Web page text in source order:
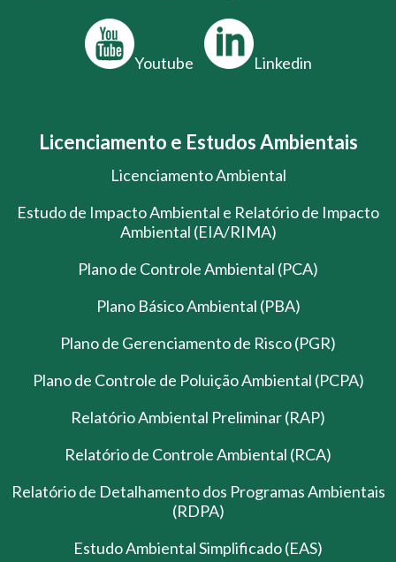
Youtube Linkedin
Licenciamento e Estudos Ambientais
Licenciamento Ambiental
Estudo de Impacto Ambiental e Relatório de Impacto
Ambiental (EIA/RIMA)
Plano de Controle Ambiental (PCA)
Plano Básico Ambiental (PBA)
Plano de Gerenciamento de Risco (PGR)
Plano de Controle de Poluição Ambiental (PCPA)
Relatório Ambiental Preliminar (RAP)
Relatório de Controle Ambiental (RCA)
Relatório de Detalhamento dos Programas Ambientais
(RDPA)
Estudo Ambiental Simplificado (EAS)